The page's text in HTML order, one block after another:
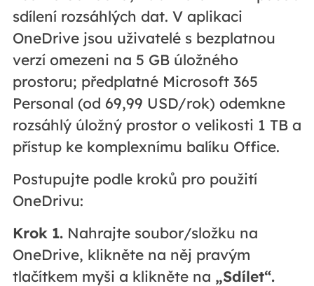
sdílení rozsáhlých dat. V aplikaci
OneDrive jsou uživatelé s bezplatnou
verzí omezeni na 5 GB úložného
prostoru; předplatné Microsoft 365
Personal (od 69,99 USD/rok) odemkne
rozsáhlý úložný prostor o velikosti 1 TB a
přístup ke komplexnímu balíku Office.
Postupujte podle kroků pro použití
OneDrivu:
Krok 1.Nahrajte soubor/složku na
OneDrive, klikněte na něj pravým
tlačítkem myši a klikněte na „Sdílet“.